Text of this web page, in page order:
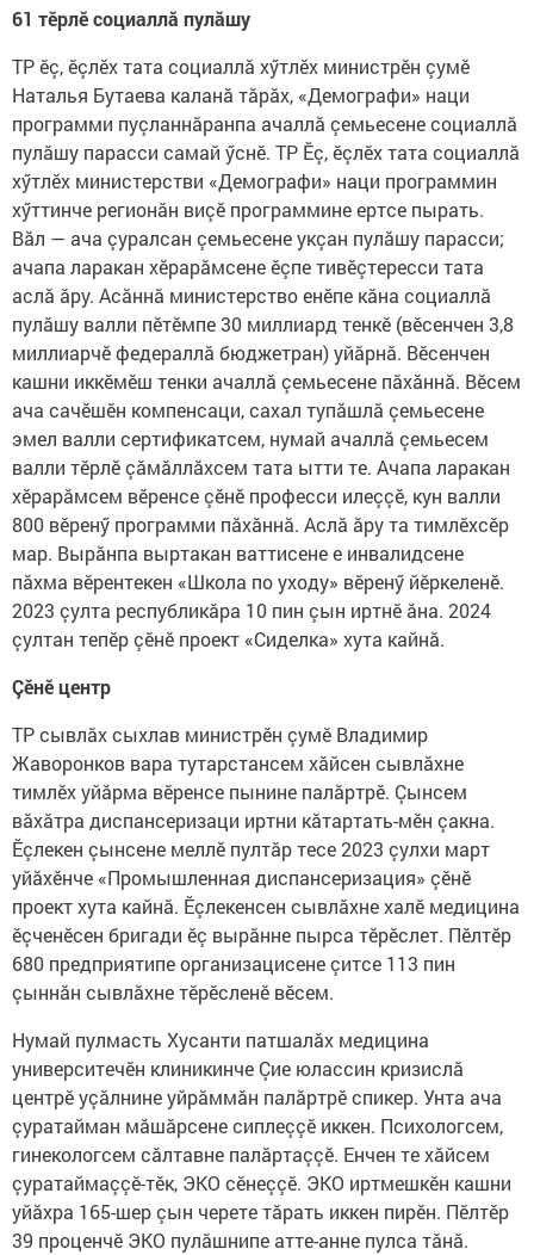
61 тӗрлӗ социаллă пулăшу
ТР ӗç, ӗçлӗх тата социаллă хӳтлӗх министрӗн çумӗ
Наталья Бутаева каланă тăрăх, «Демографи» наци
программи пуçланнăранпа ачаллă çемьесене социаллă
пулăшу парасси самай ӳснӗ. ТР Ӗç, ӗçлӗх тата социаллă
хӳтлӗх министерстви «Демографи» наци программин
хӳттинче регионăн виçӗ программине ертсе пырать.
Вăл — ача çуралсан çемьесене укçан пулăшу парасси;
ачапа ларакан хӗрарăмсене ӗçпе тивӗçтересси тата
аслă ăру. Асăннă министерство енӗпе кăна социаллă
пулăшу валли пӗтӗмпе 30 миллиард тенкӗ (вӗсенчен 3,8
миллиарчӗ федераллă бюджетран) уйăрнă. Вӗсенчен
кашни иккӗмӗш тенки ачаллă çемьесене пăхăннă. Вӗсем
ача сачӗшӗн компенсаци, сахал тупăшлă çемьесене
эмел валли сертификатсем, нумай ачаллă çемьесем
валли тӗрлӗ çăмăллăхсем тата ытти те. Ачапа ларакан
хӗрарăмсем вӗренсе çӗнӗ професси илеççӗ, кун валли
800 вӗренӳ программи пăхăннă. Аслă ăру та тимлӗхсӗр
мар. Вырăнпа выртакан ваттисене е инвалидсене
пăхма вӗрентекен «Школа по уходу» вӗренӳ йӗркеленӗ.
2023 çулта республикăра 10 пин çын иртнӗ ăна. 2024
çултан тепӗр çӗнӗ проект «Сиделка» хута кайнă.
Çӗнӗ центр
ТР сывлăх сыхлав министрӗн çумӗ Владимир
Жаворонков вара тутарстансем хăйсен сывлăхне
тимлӗх уйăрма вӗренсе пынине палăртрӗ. Çынсем
вăхăтра диспансеризаци иртни кăтартать-мӗн çакна.
Ӗçлекен çынсене меллӗ пултăр тесе 2023 çулхи март
уйăхӗнче «Промышленная диспансеризация» çӗнӗ
проект хута кайнă. Ӗçлекенсен сывлăхне халӗ медицина
ӗçченӗсен бригади ӗç вырăнне пырса тӗрӗслет. Пӗлтӗр
680 предприятипе организацисене çитсе 113 пин
çыннăн сывлăхне тӗрӗсленӗ вӗсем.
Нумай пулмасть Хусанти патшалăх медицина
университечӗн клиникинче Çие юлассин кризислă
центрӗ уçăлнине уйрăммăн палăртрӗ спикер. Унта ача
çуратайман мăшăрсене сиплеççӗ иккен. Психологсем,
гинекологсем сăлтавне палăртаççӗ. Енчен те хăйсем
çуратаймаççӗ-тӗк, ЭКО сӗнеççӗ. ЭКО иртмешкӗн кашни
уйăхра 165-шер çын черете тăрать иккен пирӗн. Пӗлтӗр
39 проценчӗ ЭКО пулăшнипе атте-анне пулса тăнă.